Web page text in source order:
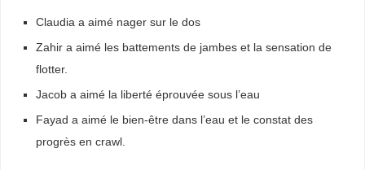
Claudia a aimé nager sur le dos
Zahir a aimé les battements de jambes et la sensation de
flotter.
Jacob a aimé la liberté éprouvée sous l’eau
Fayad a aimé le bien-être dans l’eau et le constat des
progrès en crawl.